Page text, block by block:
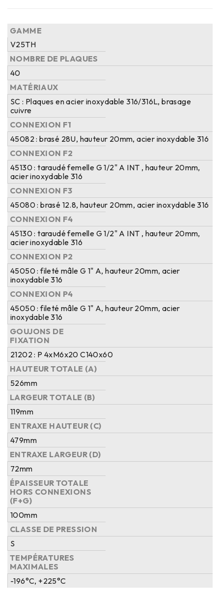
GAMME
V25TH
NOMBRE DE PLAQUES
40
MATÉRIAUX
SC : Plaques en acier inoxydable 316/316L, brasage
cuivre
CONNEXION F1
45082 : brasé 28U, hauteur 20mm, acier inoxydable 316
CONNEXION F2
45130 : taraudé femelle G 1/2" A INT , hauteur 20mm,
acier inoxydable 316
CONNEXION F3
45080 : brasé 12.8, hauteur 20mm, acier inoxydable 316
CONNEXION F4
45130 : taraudé femelle G 1/2" A INT , hauteur 20mm,
acier inoxydable 316
CONNEXION P2
45050 : fileté mâle G 1" A, hauteur 20mm, acier
inoxydable 316
CONNEXION P4
45050 : fileté mâle G 1" A, hauteur 20mm, acier
inoxydable 316
GOUJONS DE
FIXATION
21202 : P 4xM6x20 C140x60
HAUTEUR TOTALE (A)
526mm
LARGEUR TOTALE (B)
119mm
ENTRAXE HAUTEUR (C)
479mm
ENTRAXE LARGEUR (D)
72mm
ÉPAISSEUR TOTALE
HORS CONNEXIONS
(F+G)
100mm
CLASSE DE PRESSION
S
TEMPÉRATURES
MAXIMALES
-196°C, +225°C